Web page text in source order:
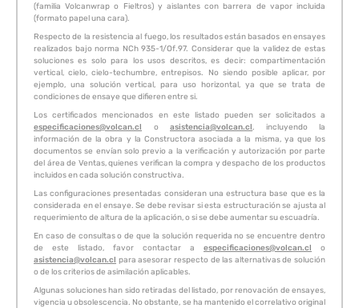
(familia Volcanwrap o Fieltros) y aislantes con barrera de vapor incluida
(formato papel una cara).
Respecto de la resistencia al fuego, los resultados están basados en ensayes
realizados bajo norma NCh 935-1/Of.97. Considerar que la validez de estas
soluciones es solo para los usos descritos, es decir: compartimentación
vertical, cielo, cielo-techumbre, entrepisos. No siendo posible aplicar, por
ejemplo, una solución vertical, para uso horizontal, ya que se trata de
condiciones de ensaye que difieren entre si.
Los certificados mencionados en este listado pueden ser solicitados a
especificaciones@volcan.cl o asistencia@volcan.cl, incluyendo la
información de la obra y la Constructora asociada a la misma, ya que los
documentos se envían solo previo a la verificación y autorización por parte
del área de Ventas, quienes verifican la compra y despacho de los productos
incluidos en cada solución constructiva.
Las configuraciones presentadas consideran una estructura base que es la
considerada en el ensaye. Se debe revisar si esta estructuración se ajusta al
requerimiento de altura de la aplicación, o si se debe aumentar su escuadría.
En caso de consultas o de que la solución requerida no se encuentre dentro
de este listado, favor contactar a especificaciones@volcan.cl o
asistencia@volcan.cl para asesorar respecto de las alternativas de solución
o de los criterios de asimilación aplicables.
Algunas soluciones han sido retiradas del listado, por renovación de ensayes,
vigencia u obsolescencia. No obstante, se ha mantenido el correlativo original